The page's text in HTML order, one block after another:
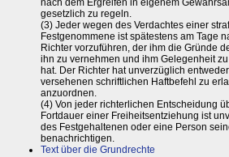
nach dem Ergreifen in eigenem
gesetzlich zu regeln.
(3) Jeder wegen des Verdachtes einer
Festgenommene ist spätestens am Tage
Richter vorzuführen, der ihm die Gründe
ihn zu vernehmen und ihm Gelegenheit
hat. Der Richter hat unverzüglich
versehenen schriftlichen Haftbefehl zu
anzuordnen.
(4) Von jeder richterlichen Entscheidung
Fortdauer einer Freiheitsentziehung ist
des Festgehaltenen oder eine Person
benachrichtigen.
Text über die Grundrechte